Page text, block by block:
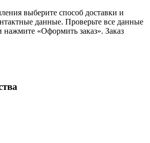
выберите способ доставки и
данные. Проверьте все данные
нажмите «Оформить заказ». Заказ